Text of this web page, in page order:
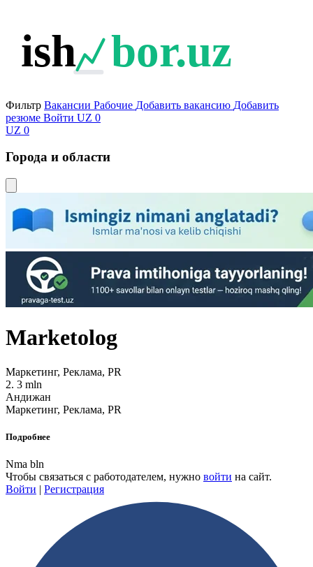
ish bor.uz
Фильтр Вакансии Рабочие Добавить вакансию Добавить
резюме Войти UZ 0
UZ 0
Города и области
Marketolog
Маркетинг, Реклама, PR
2. 3 mln
Андижан
Маркетинг, Реклама, PR
Подробнее
Nma bln
Чтобы связаться с работодателем, нужно войти на сайт.
Войти | Регистрация